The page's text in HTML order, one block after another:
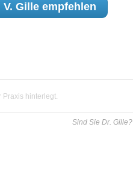
V. Gille empfehlen
Praxis hinterlegt.
Sind Sie Dr. Gille?